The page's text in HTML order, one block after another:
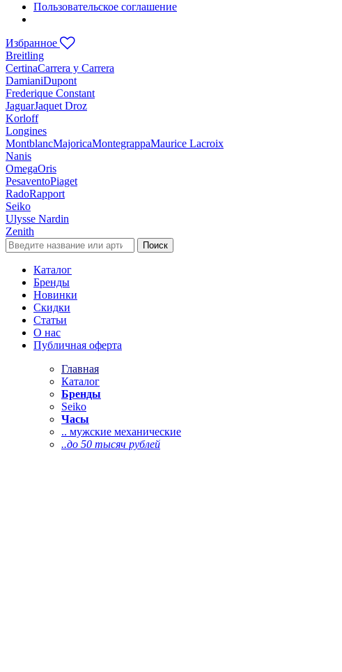
Пользовательское соглашение
Избранное
Breitling
CertinaCarrera y Carrera
DamianiDupont
Frederique Constant
JaguarJaquet Droz
Korloff
Longines
MontblancMajoricaMontegrappaMaurice Lacroix
Nanis
OmegaOris
PesaventoPiaget
RadoRapport
Seiko
Ulysse Nardin
Zenith
Поиск
Каталог
Бренды
Новинки
Скидки
Статьи
О нас
Публичная оферта
Главная
Каталог
Бренды
Seiko
Часы
.. мужские механические
..до 50 тысяч рублей